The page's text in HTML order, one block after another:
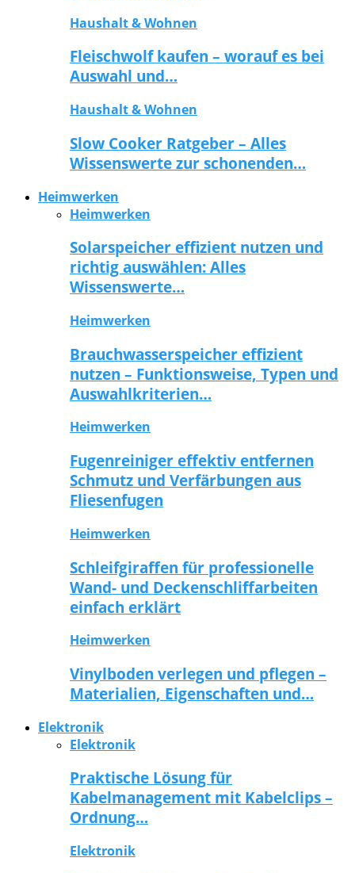
Haushalt & Wohnen
Fleischwolf kaufen – worauf es bei
Auswahl und…
Haushalt & Wohnen
Slow Cooker Ratgeber – Alles
Wissenswerte zur schonenden…
Heimwerken
Heimwerken
Solarspeicher effizient nutzen und
richtig auswählen: Alles
Wissenswerte…
Heimwerken
Brauchwasserspeicher effizient
nutzen – Funktionsweise, Typen und
Auswahlkriterien…
Heimwerken
Fugenreiniger effektiv entfernen
Schmutz und Verfärbungen aus
Fliesenfugen
Heimwerken
Schleifgiraffen für professionelle
Wand- und Deckenschliffarbeiten
einfach erklärt
Heimwerken
Vinylboden verlegen und pflegen –
Materialien, Eigenschaften und…
Elektronik
Elektronik
Praktische Lösung für
Kabelmanagement mit Kabelclips –
Ordnung…
Elektronik